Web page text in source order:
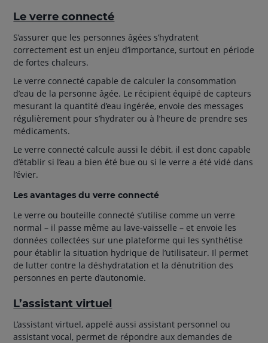
Le verre connecté
S’assurer que les personnes âgées s’hydratent
correctement est un enjeu d’importance, surtout en période
de fortes chaleurs.
Le verre connecté capable de calculer la consommation
d’eau de la personne âgée. Le récipient équipé de capteurs
mesurant la quantité d’eau ingérée, envoie des messages
régulièrement pour s’hydrater ou à l’heure de prendre ses
médicaments.
Le verre connecté calcule aussi le débit, il est donc capable
d’établir si l’eau a bien été bue ou si le verre a été vidé dans
l’évier.
Les avantages du verre connecté
Le verre ou bouteille connecté s’utilise comme un verre
normal – il passe même au lave-vaisselle – et envoie les
données collectées sur une plateforme qui les synthétise
pour établir la situation hydrique de l’utilisateur. Il permet
de lutter contre la déshydratation et la dénutrition des
personnes en perte d’autonomie.
L’assistant virtuel
L’assistant virtuel, appelé aussi assistant personnel ou
assistant vocal, permet de répondre aux demandes de